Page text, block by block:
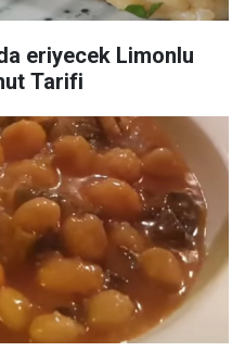
eriyecek Limonlu
Tarifi